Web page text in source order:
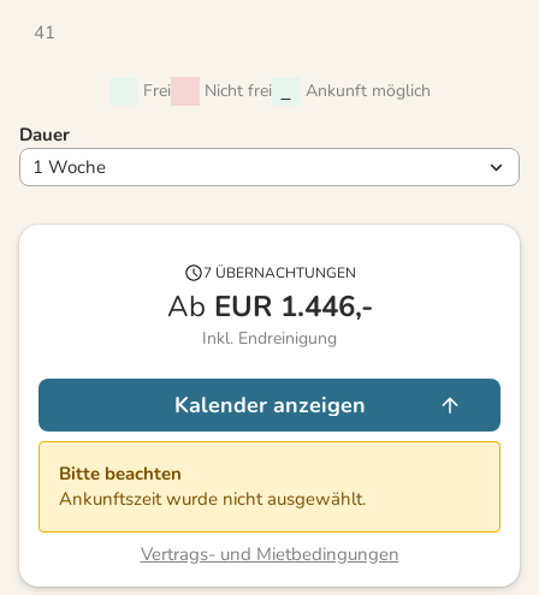
41
Frei Nicht frei Ankunft möglich
Dauer
7 ÜBERNACHTUNGEN
Ab EUR 1.446,-
Inkl. Endreinigung
Kalender anzeigen
Bitte beachten
Ankunftszeit wurde nicht ausgewählt.
Vertrags- und Mietbedingungen